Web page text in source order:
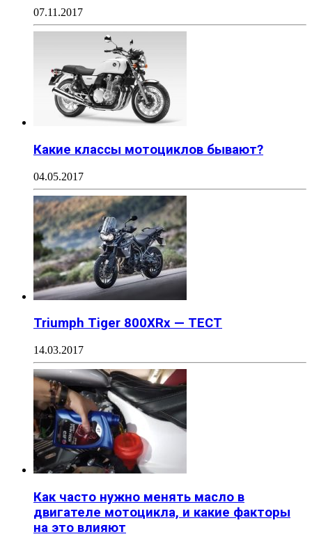
07.11.2017
Какие классы мотоциклов бывают?
04.05.2017
Triumph Tiger 800XRx — ТЕСТ
14.03.2017
Как часто нужно менять масло в
двигателе мотоцикла, и какие факторы
на это влияют